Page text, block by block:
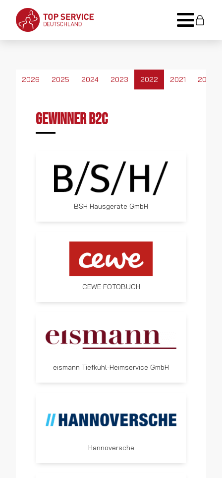
2026 2025 2024 2023 2022 2021 2020
Gewinner B2C
BSH Hausgeräte GmbH
CEWE FOTOBUCH
eismann Tiefkühl-Heimservice GmbH
Hannoversche